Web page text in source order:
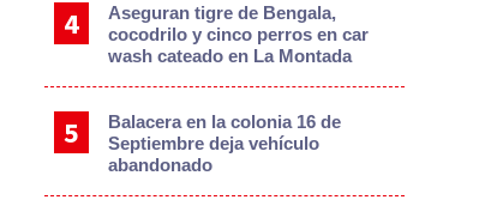
Aseguran tigre de Bengala,
cocodrilo y cinco perros en car
wash cateado en La Montada
Balacera en la colonia 16 de
Septiembre deja vehículo
abandonado